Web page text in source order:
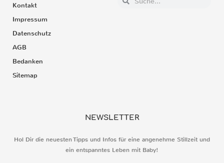
Kontakt
Impressum
Datenschutz
AGB
Bedanken
Sitemap
NEWSLETTER
Hol Dir die neuesten Tipps und Infos für eine angenehme Stillzeit und
ein entspanntes Leben mit Baby!